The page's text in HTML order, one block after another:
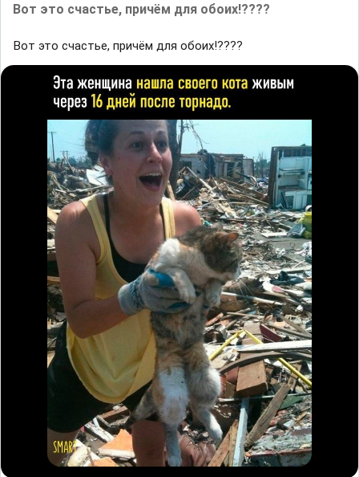
Вот это счастье, причём для обоих!????
Вот это счастье, причём для обоих!????